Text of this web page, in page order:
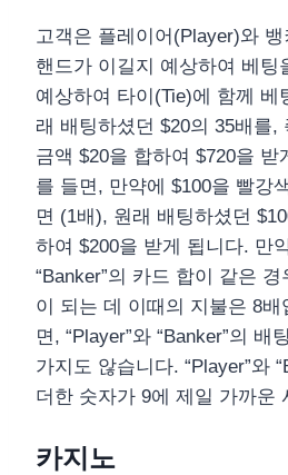
고객은 플레이어(Player)와
핸드가 이길지 예상하여 베팅
예상하여 타이(Tie)에 함께 베
래 배팅하셨던 $20의 35배를,
금액 $20을 합하여 $720을 받
를 들면, 만약에 $100을 빨강
면 (1배), 원래 배팅하셨던
하여 $200을 받게 됩니다. 만
“Banker”의 카드 합이 같은 경
이 되는 데 이때의 지불은 8배
면, “Player”와 “Banker”의 배
가지도 않습니다. “Player”와
더한 숫자가 9에 제일 가까운
카지노